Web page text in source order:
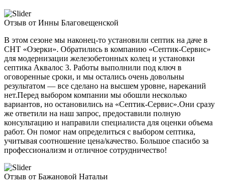
Отзыв от Инны Благовещенской
В этом сезоне мы наконец-то установили септик на даче в
СНТ «Озерки». Обратились в компанию «Септик-Сервис»
для модернизации железобетонных колец и установки
септика Аквалос 3. Работы выполнили под ключ в
оговоренные сроки, и мы остались очень довольны
результатом — все сделано на высшем уровне, нареканий
нет.Перед выбором компании мы обошли несколько
вариантов, но остановились на «Септик-Сервис».Они сразу
же ответили на наш запрос, предоставили полную
консультацию и направили специалиста для оценки объема
работ. Он помог нам определиться с выбором септика,
учитывая соотношение цена/качество. Большое спасибо за
профессионализм и отличное сотрудничество!
Отзыв от Бажановой Натальи